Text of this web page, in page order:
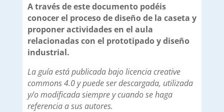
A través de este documento podéis
conocer el proceso de diseño de la caseta y
proponer actividades en el aula
relacionadas con el prototipado y diseño
industrial.
La guía está publicada bajo licencia creative
commons 4.0 y puede ser descargada, utilizada
y/o modificada siempre y cuando se haga
referencia a sus autores.